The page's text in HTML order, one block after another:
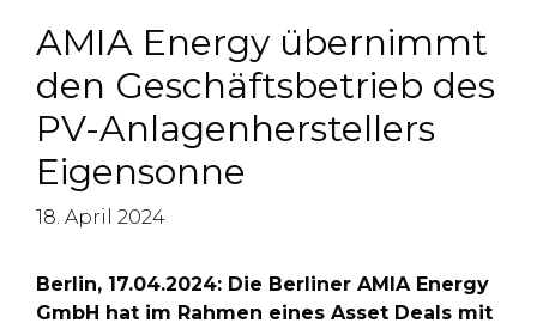
AMIA Energy übernimmt
den Geschäftsbetrieb des
PV-Anlagenherstellers
Eigensonne
18. April 2024
Berlin, 17.04.2024: Die Berliner AMIA Energy
GmbH hat im Rahmen eines Asset Deals mit